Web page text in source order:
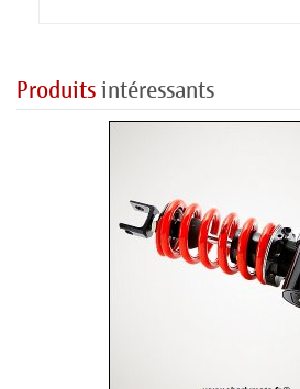
Produitsintéressants